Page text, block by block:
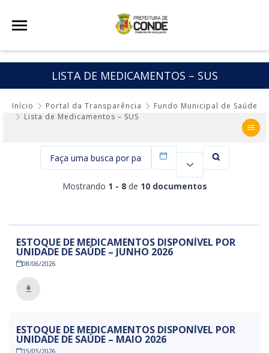
LISTA DE MEDICAMENTOS – SUS
Início Portal da Transparência
Fundo Municipal de Saúde
Lista de Medicamentos – SUS
Mostrando 1 - 8 de 10 documentos
Filtrar por data
ESTOQUE DE MEDICAMENTOS DISPONÍVEL POR
UNIDADE DE SAÚDE – JUNHO 2026
08/06/2026
ESTOQUE DE MEDICAMENTOS DISPONÍVEL POR
UNIDADE DE SAÚDE – MAIO 2026
15/05/2026